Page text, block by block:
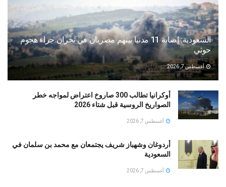
السعودية: إصابة 11 مدنيا بينهم مصريان في نجران جراء هجوم
حوثي
أغسطس 7, 2026
أوكرانيا تطالب 300 صاروخ اعتراض لمواجه خطر
الصواريخ الروسية قبل شتاء 2026
أغسطس 7, 2026
أردوغان وشهباز شريف يجتمعان مع محمد بن سلمان في
السعودية
أغسطس 7, 2026